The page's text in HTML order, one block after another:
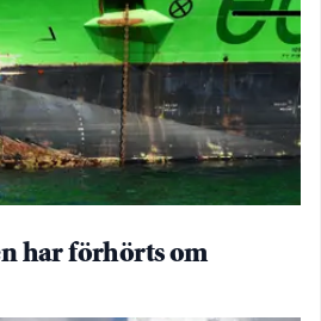
har förhörts om